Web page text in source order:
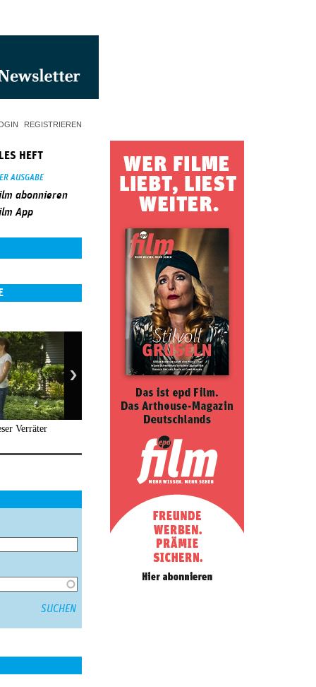
REGISTRIEREN
HEFT
AUSGABE
abonnieren
App
Verräter